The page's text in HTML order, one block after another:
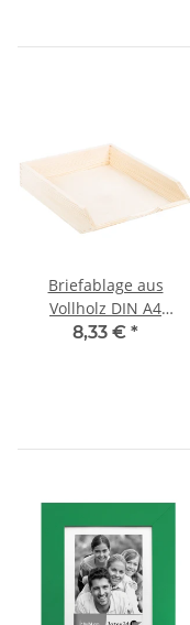
Briefablage aus
Vollholz DIN A4
Längsformat 32 x 26 x 7
8,33 € *